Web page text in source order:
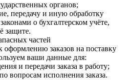
органов;
передачу и иную обработку
о бухгалтерском учёте,
защите.
частей
оформлению заказов на поставку
ваши данные для:
и передачи заказа в работу;
вопросам исполнения заказа.